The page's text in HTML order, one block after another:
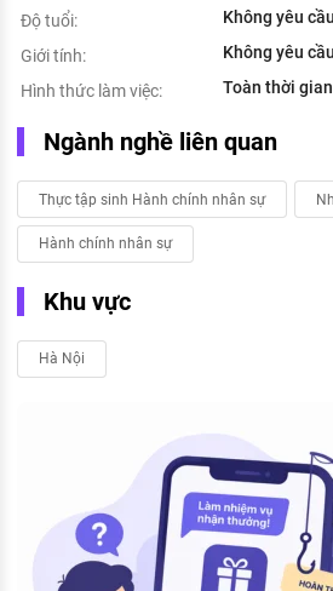
Độ tuổi:
Không yêu cầu
Giới tính:
Không yêu cầu
Hình thức làm việc:
Toàn thời gian
Ngành nghề liên quan
Thực tập sinh Hành chính nhân sự
Hành chính nhân sự
Khu vực
Hà Nội